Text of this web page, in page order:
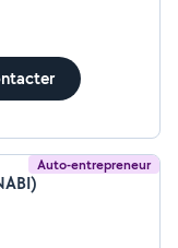
Auto-entrepreneur